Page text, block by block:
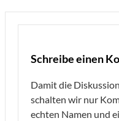
Schreibe einen
Damit die
schalten wir nur
echten Namen und